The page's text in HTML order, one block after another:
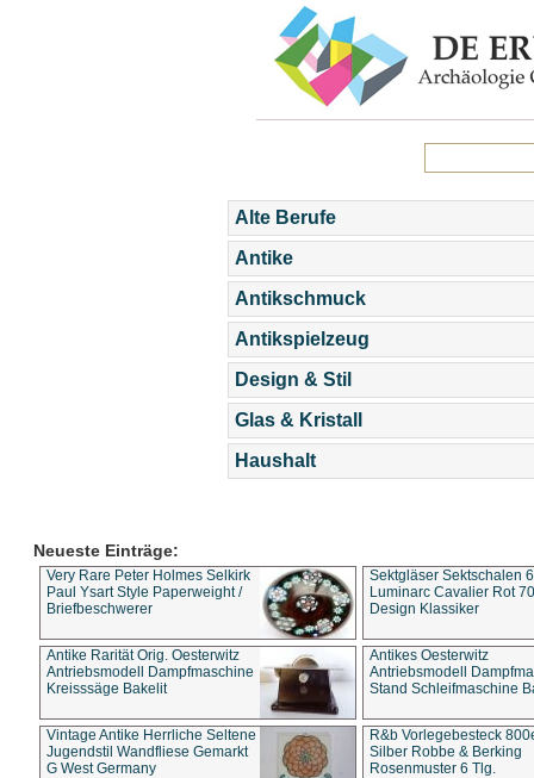
Alte Berufe
Antike
Antikschmuck
Antikspielzeug
Design & Stil
Glas & Kristall
Haushalt
Neueste Einträge:
Very Rare Peter Holmes Selkirk
Paul Ysart Style Paperweight /
Briefbeschwerer
Sektgläser Sektschalen
Luminarc Cavalier Rot
Design Klassiker
Antike Rarität Orig. Oesterwitz
Antriebsmodell Dampfmaschine
Kreisssäge Bakelit
Antikes Oesterwitz
Antriebsmodell
Stand Schleifmaschine
Vintage Antike Herrliche Seltene
Jugendstil Wandfliese Gemarkt
G West Germany
R&b Vorlegebesteck
Silber Robbe & Berking
Rosenmuster 6 Tlg.